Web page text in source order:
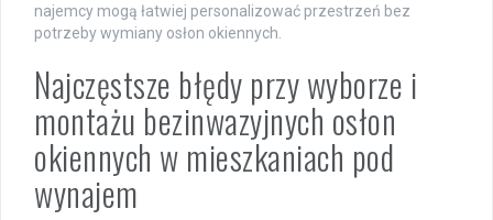
najemcy mogą łatwiej personalizować przestrzeń bez
potrzeby wymiany osłon okiennych.
Najczęstsze błędy przy wyborze i
montażu bezinwazyjnych osłon
okiennych w mieszkaniach pod
wynajem